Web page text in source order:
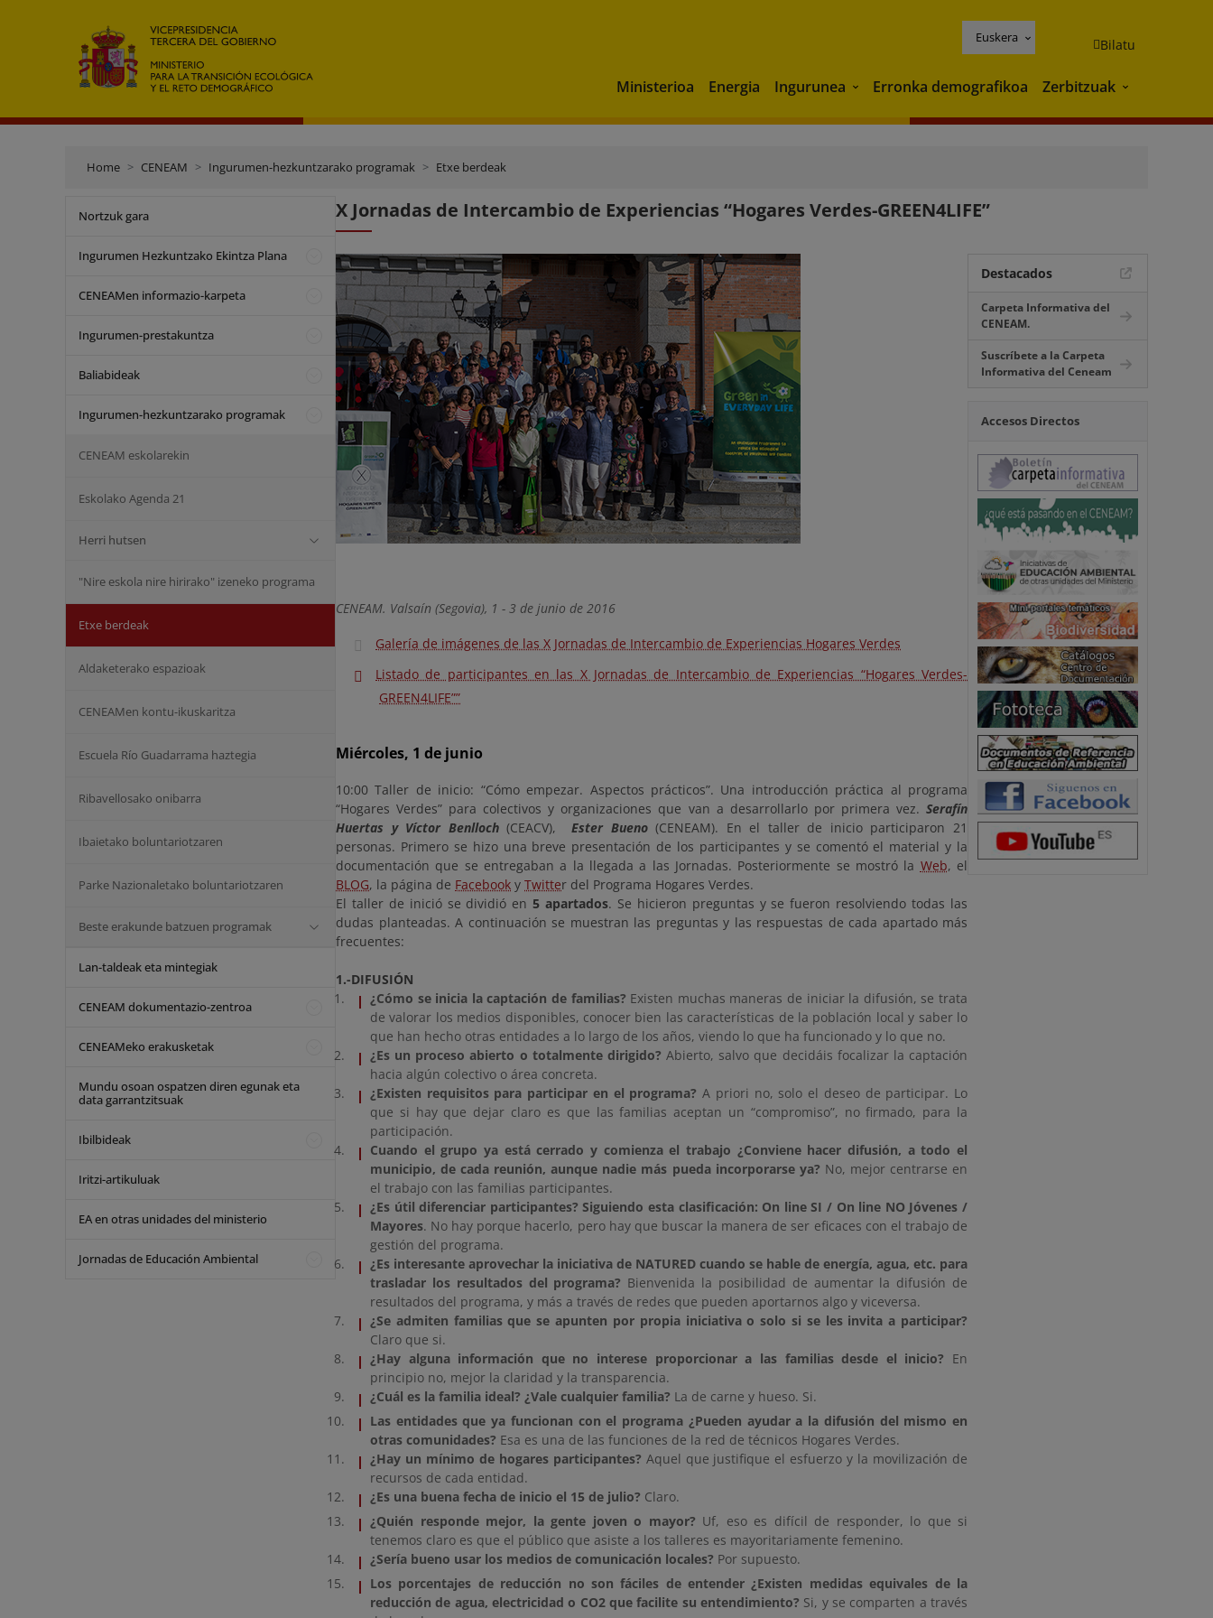
Euskera Bilatu
Ministerioa Energia Ingurunea Ingurunea
Erronka demografikoa Zerbitzuak Zerbitzuak
Home CENEAM Ingurumen-hezkuntzarako programak Etxe berdeak
Nortzuk gara
Ingurumen Hezkuntzako Ekintza Plana
CENEAMen informazio-karpeta
Ingurumen-prestakuntza
Baliabideak
Ingurumen-hezkuntzarako programak
CENEAM eskolarekin
Eskolako Agenda 21
Herri hutsen
"Nire eskola nire hirirako" izeneko programa
Etxe berdeak
Aldaketerako espazioak
CENEAMen kontu-ikuskaritza
Escuela Río Guadarrama haztegia
Ribavellosako onibarra
Ibaietako boluntariotzaren
Parke Nazionaletako boluntariotzaren
Beste erakunde batzuen programak
Lan-taldeak eta mintegiak
CENEAM dokumentazio-zentroa
CENEAMeko erakusketak
Mundu osoan ospatzen diren egunak eta
data garrantzitsuak
Ibilbideak
Iritzi-artikuluak
EA en otras unidades del ministerio
Jornadas de Educación Ambiental
X Jornadas de Intercambio de Experiencias “Hogares Verdes-GREEN4LIFE”
CENEAM. Valsaín (Segovia), 1 - 3 de junio de 2016
Galería de imágenes de las X Jornadas de Intercambio de Experiencias Hogares Verdes
Listado de participantes en las X Jornadas de Intercambio de Experiencias “Hogares Verdes-
GREEN4LIFE””
Miércoles, 1 de junio
10:00 Taller de inicio: “Cómo empezar. Aspectos prácticos”. Una introducción práctica al programa
“Hogares Verdes” para colectivos y organizaciones que van a desarrollarlo por primera vez. Serafín
Huertas y Víctor Benlloch(CEACV),Ester Bueno(CENEAM). En el taller de inicio participaron 21
personas. Primero se hizo una breve presentación de los participantes y se comentó el material y la
documentación que se entregaban a la llegada a las Jornadas. Posteriormente se mostró la Web, el
BLOG, la página de Facebook y Twitter del Programa Hogares Verdes.
El taller de inició se dividió en5 apartados. Se hicieron preguntas y se fueron resolviendo todas las
dudas planteadas. A continuación se muestran las preguntas y las respuestas de cada apartado más
frecuentes:
1.-DIFUSIÓN
¿Cómo se inicia la captación de familias? Existen muchas maneras de iniciar la difusión, se trata
de valorar los medios disponibles, conocer bien las características de la población local y saber lo
que han hecho otras entidades a lo largo de los años, viendo lo que ha funcionado y lo que no.
¿Es un proceso abierto o totalmente dirigido? Abierto, salvo que decidáis focalizar la captación
hacia algún colectivo o área concreta.
¿Existen requisitos para participar en el programa? A priori no, solo el deseo de participar. Lo
que si hay que dejar claro es que las familias aceptan un “compromiso”, no firmado, para la
participación.
Cuando el grupo ya está cerrado y comienza el trabajo ¿Conviene hacer difusión, a todo el
municipio, de cada reunión, aunque nadie más pueda incorporarse ya? No, mejor centrarse en
el trabajo con las familias participantes.
¿Es útil diferenciar participantes? Siguiendo esta clasificación: On line SI / On line NO Jóvenes /
Mayores. No hay porque hacerlo, pero hay que buscar la manera de ser eficaces con el trabajo de
gestión del programa.
¿Es interesante aprovechar la iniciativa de NATURED cuando se hable de energía, agua, etc. para
trasladar los resultados del programa? Bienvenida la posibilidad de aumentar la difusión de
resultados del programa, y más a través de redes que pueden aportarnos algo y viceversa.
¿Se admiten familias que se apunten por propia iniciativa o solo si se les invita a participar?
Claro que si.
¿Hay alguna información que no interese proporcionar a las familias desde el inicio? En
principio no, mejor la claridad y la transparencia.
¿Cuál es la familia ideal? ¿Vale cualquier familia? La de carne y hueso. Si.
Las entidades que ya funcionan con el programa ¿Pueden ayudar a la difusión del mismo en
otras comunidades? Esa es una de las funciones de la red de técnicos Hogares Verdes.
¿Hay un mínimo de hogares participantes? Aquel que justifique el esfuerzo y la movilización de
recursos de cada entidad.
¿Es una buena fecha de inicio el 15 de julio? Claro.
¿Quién responde mejor, la gente joven o mayor? Uf, eso es difícil de responder, lo que si
tenemos claro es que el público que asiste a los talleres es mayoritariamente femenino.
¿Sería bueno usar los medios de comunicación locales? Por supuesto.
Los porcentajes de reducción no son fáciles de entender ¿Existen medidas equivales de la
reducción de agua, electricidad o CO2 que facilite su entendimiento? Si, y se comparten a través
Destacados
Carpeta Informativa del
CENEAM.
Suscríbete a la Carpeta
Informativa del Ceneam
Accesos Directos